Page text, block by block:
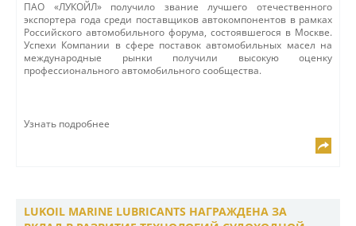
ПАО «ЛУКОЙЛ» получило звание лучшего отечественного
экспортера года среди поставщиков автокомпонентов в рамках
Российского автомобильного форума, состоявшегося в Москве.
Успехи Компании в сфере поставок автомобильных масел на
международные рынки получили высокую оценку
профессионального автомобильного сообщества.
Узнать подробнее
LUKOIL MARINE LUBRICANTS НАГРАЖДЕНА ЗА